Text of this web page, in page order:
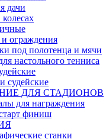
дачи
ограждения
под полотенца и мячи
настольного тенниса
судейские
ДЛЯ СТАДИОНОВ
для награждения
финиш
станки